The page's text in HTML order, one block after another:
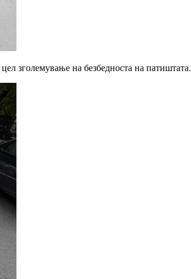
зголемување на безбедноста на патиштата.